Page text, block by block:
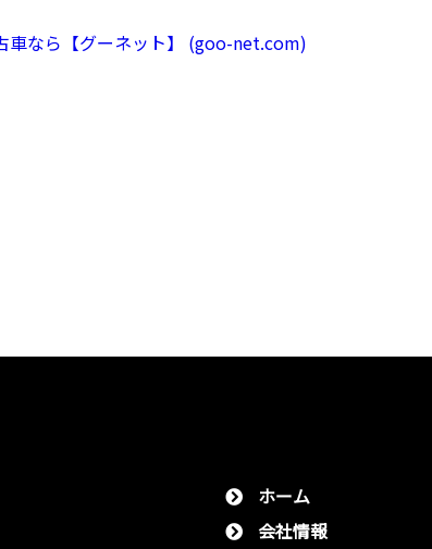
車なら【グーネット】 (goo-net.com)
ホーム
会社情報